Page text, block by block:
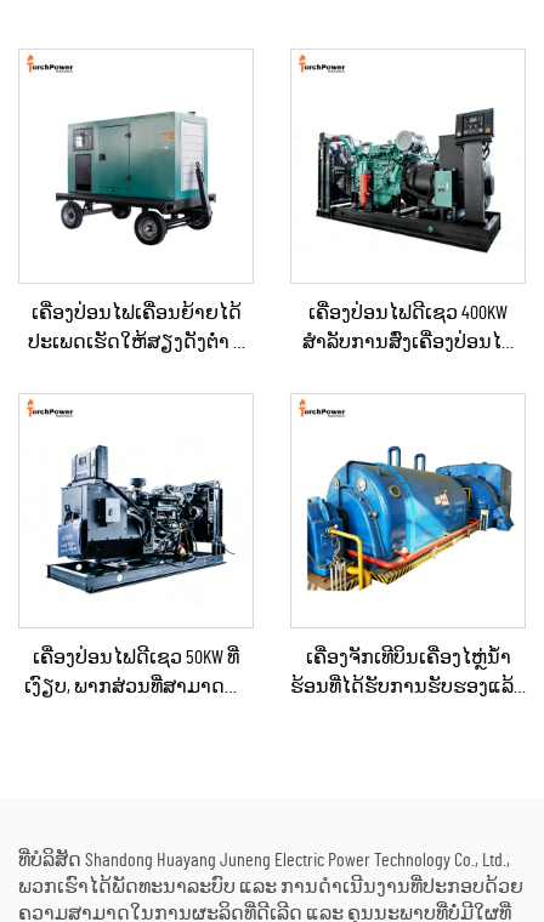
ເຄື່ອງປ່ອນໄຟເຄື່ອນຍ້າຍໄດ້
ປະເພດເຮັດໃຫ້ສຽງດັງຕ່ຳ ທີ່
ສຳລັບການໃຊ້ໃນເວລາฉຸກ
ເຄື່ອງປ່ອນໄຟດີເຊວ 400KW
ສຳລັບການສົ່ງເຄື່ອງປ່ອນໄຟ
ເສິນ ສຳລັບທຸລະກິດ ແລະ ການ
ເຄື່ອງປ່ອນໄຟດີເຊວ 50KW ທີ່
ເງົຽບ, ພາກສ່ວນທີ່ສາມາດນຳ
ເຄື່ອງຈັກເທີບິນເຄື່ອງໄຫຼ່ນ້ຳ
ຮ້ອນທີ່ໄດ້ຮັບການຮັບຮອງແລ້ວ
ທີ່ບໍລິສັດ Shandong Huayang Juneng Electric Power Technology Co., Ltd.,
ພວກເຮົາໄດ້ພັດທະນາລະບົບ ແລະ ການດຳເນີນງານທີ່ປະກອບດ້ວຍ
ຄວາມສາມາດໃນການຜະລິດທີ່ດີເລີດ ແລະ ຄຸນນະພາບທີ່ບໍ່ມີໃຜທີ່